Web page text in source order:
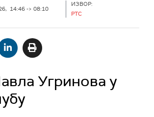
14:46 -> 08:10
ИЗВОР:
РТС
Угринова у